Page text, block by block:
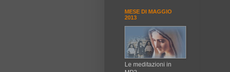
MESE DI MAGGIO
2013
Le meditazioni in